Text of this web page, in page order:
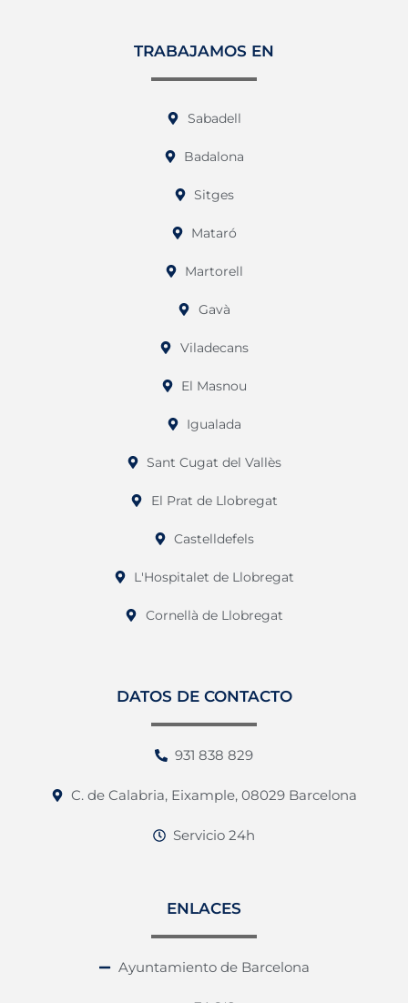
TRABAJAMOS EN
Sabadell
Badalona
Sitges
Mataró
Martorell
Gavà
Viladecans
El Masnou
Igualada
Sant Cugat del Vallès
El Prat de Llobregat
Castelldefels
L'Hospitalet de Llobregat
Cornellà de Llobregat
DATOS DE CONTACTO
931 838 829
C. de Calabria, Eixample, 08029 Barcelona
Servicio 24h
ENLACES
Ayuntamiento de Barcelona